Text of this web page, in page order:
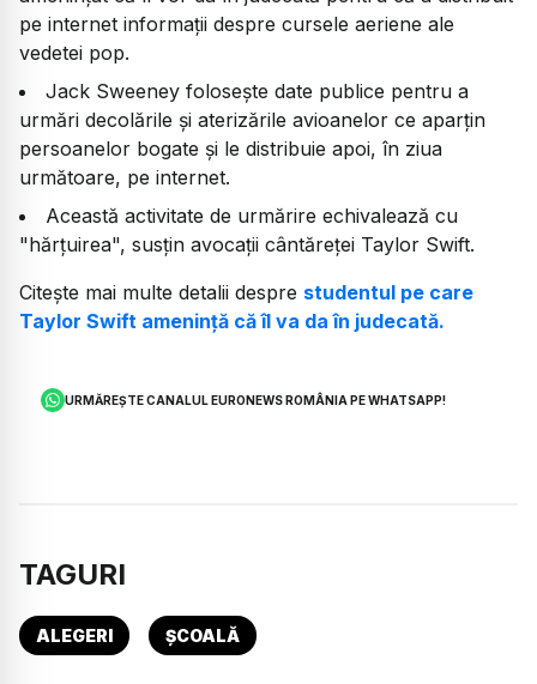
pe internet informaţii despre cursele aeriene ale
vedetei pop.
Jack Sweeney foloseşte date publice pentru a
urmări decolările şi aterizările avioanelor ce aparţin
persoanelor bogate şi le distribuie apoi, în ziua
următoare, pe internet.
Această activitate de urmărire echivalează cu
"hărţuirea", susţin avocaţii cântăreţei Taylor Swift.
Citește mai multe detalii despre studentul pe care
Taylor Swift ameninţă că îl va da în judecată.
URMĂREȘTE CANALUL EURONEWS ROMÂNIA PE WHATSAPP!
TAGURI
ALEGERI ȘCOALĂ